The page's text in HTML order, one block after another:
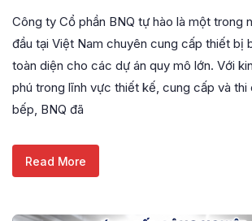
Công ty Cổ phần BNQ tự hào là một trong
đầu tại Việt Nam chuyên cung cấp thiết bị
toàn diện cho các dự án quy mô lớn. Với
phú trong lĩnh vực thiết kế, cung cấp và thi
bếp, BNQ đã
Read More